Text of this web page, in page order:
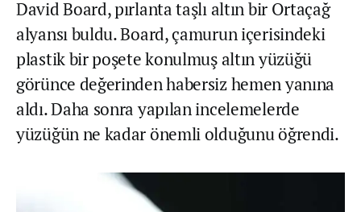
David Board, pırlanta taşlı altın bir Ortaçağ
alyansı buldu. Board, çamurun içerisindeki
plastik bir poşete konulmuş altın yüzüğü
görünce değerinden habersiz hemen yanına
aldı. Daha sonra yapılan incelemelerde
yüzüğün ne kadar önemli olduğunu öğrendi.